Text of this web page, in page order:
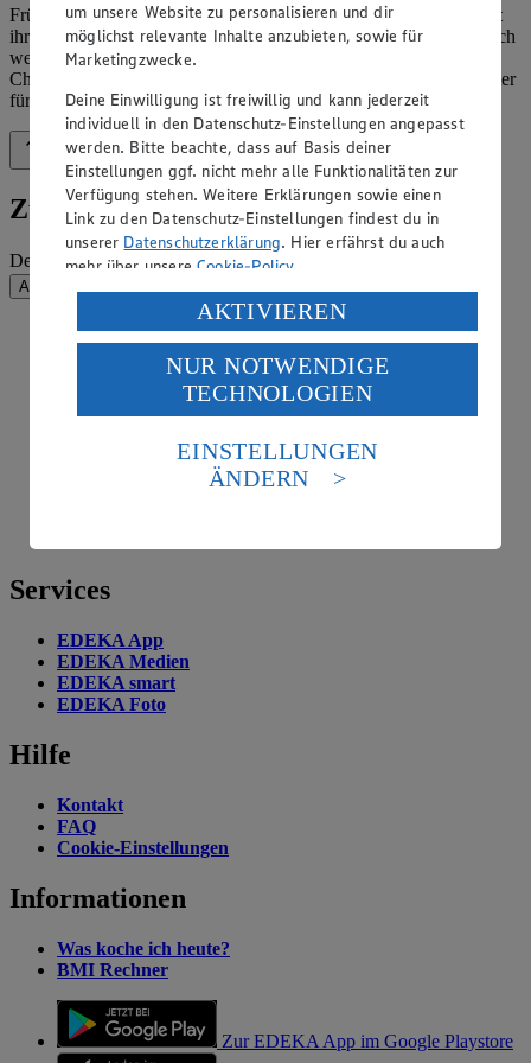
Früchte und reiner Bienenhonig werden schonend verarbeitet. Mit
ihren Rezepten wird aber nicht nur Geschichte gelebt, sondern auch
weitererzählt, wie die Geschichte vom Moorkommissar Jürgen
Christian Findorff. Die Moorperle versteht sich eben als Botschafter
für »Spezialitäten aus dem Teufelsmoor«.
Zurück nach oben
Zum Newsletter anmelden
Deine E-Mail-Adresse (Pflichtfeld)
Absenden
EDEKA auf Facebook
EDEKA auf Instagram
EDEKA auf Linkedin
EDEKA auf Pinterest
EDEKA auf Tiktok
Services
EDEKA App
EDEKA Medien
EDEKA smart
EDEKA Foto
Hilfe
Kontakt
FAQ
Cookie-Einstellungen
Informationen
Was koche ich heute?
BMI Rechner
Zur EDEKA App im Google Playstore
um unsere Website zu personalisieren und dir
möglichst relevante Inhalte anzubieten, sowie für
Marketingzwecke.
Deine Einwilligung ist freiwillig und kann jederzeit
individuell in den Datenschutz-Einstellungen angepasst
werden. Bitte beachte, dass auf Basis deiner
Einstellungen ggf. nicht mehr alle Funktionalitäten zur
Verfügung stehen. Weitere Erklärungen sowie einen
Link zu den Datenschutz-Einstellungen findest du in
unserer Datenschutzerklärung. Hier erfährst du auch
mehr über unsereCookie-Policy.
Verarbeitung deiner personenbezogenen Daten in den
USA durch Facebook und YouTube:
Wenn du auf „Aktivieren“ klickst, willigst du im Sinne
des Art. 49 Abs. 1 Satz 1 lit. a) DSGVO ein, dass deine
Daten in den USA verarbeitet werden. Der EuGH sieht
die USA als Land mit einem nach europäischen
Standards nicht angemessenen Datenschutzniveau an.
Es besteht das Risiko eines Zugriffs durch US-
Informationen zum Herausgeber der Seite findest du
im
AKTIVIEREN
NUR NOTWENDIGE
TECHNOLOGIEN
EINSTELLUNGEN
ÄNDERN